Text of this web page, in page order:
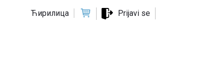
Ћирилица Prijavi se